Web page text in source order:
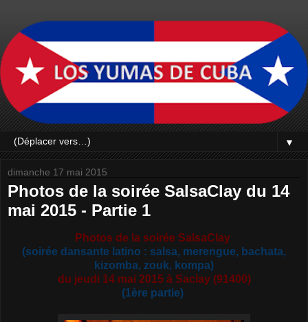
▼
dimanche 17 mai 2015
Photos de la soirée SalsaClay du 14
mai 2015 - Partie 1
Photos de la soirée SalsaClay
(soirée dansante latino : salsa, merengue, bachata,
kizomba, zouk, kompa)
du jeudi 14 mai 2015 à Saclay (91400)
(1ère partie)